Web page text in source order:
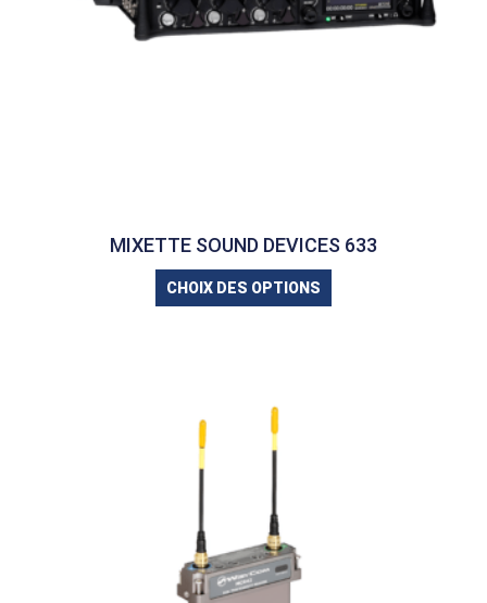
MIXETTE SOUND DEVICES 633
CHOIX DES OPTIONS